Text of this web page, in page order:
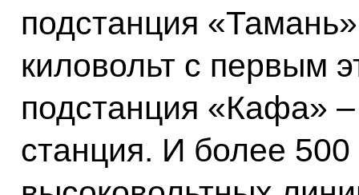
подстанция
киловольт с первым
подстанция «Кафа»
станция. И более